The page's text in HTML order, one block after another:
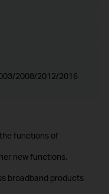
2008/2012/2016
functions of
new functions.
broadband products